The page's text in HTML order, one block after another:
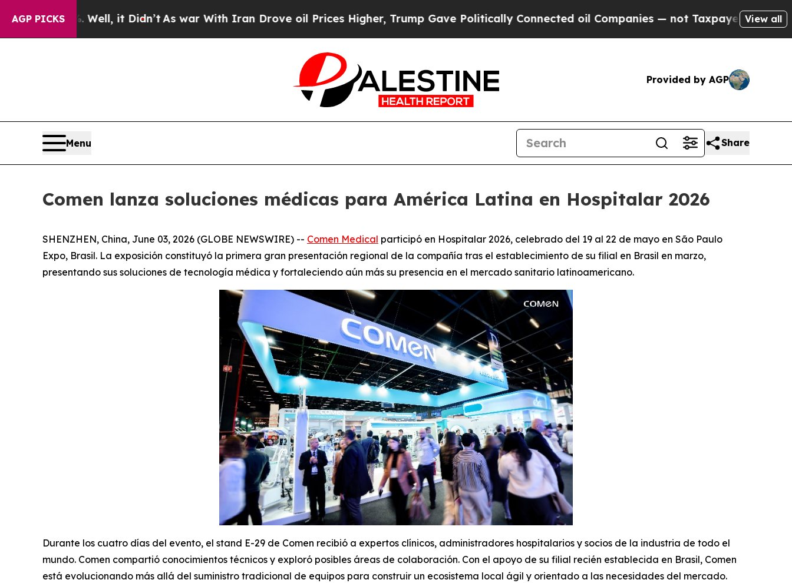
AGP PICKS
Well, it Didn’tAs war With Iran Drove oil Prices Higher, Trump Gave Politically Connected oil Companies — not Taxpayers — the Chance to
View all
Provided by AGP
Menu Share
Comen lanza soluciones médicas para América Latina en Hospitalar 2026
SHENZHEN, China, June 03, 2026 (GLOBE NEWSWIRE) -- Comen Medical participó en Hospitalar 2026, celebrado del 19 al 22 de mayo en São Paulo
Expo, Brasil. La exposición constituyó la primera gran presentación regional de la compañía tras el establecimiento de su filial en Brasil en marzo,
presentando sus soluciones de tecnología médica y fortaleciendo aún más su presencia en el mercado sanitario latinoamericano.
Durante los cuatro días del evento, el stand E-29 de Comen recibió a expertos clínicos, administradores hospitalarios y socios de la industria de todo el
mundo. Comen compartió conocimientos técnicos y exploró posibles áreas de colaboración. Con el apoyo de su filial recién establecida en Brasil, Comen
está evolucionando más allá del suministro tradicional de equipos para construir un ecosistema local ágil y orientado a las necesidades del mercado.